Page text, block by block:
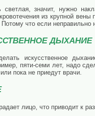
светлая, значит, нужно
из крупной
Потому что если
ДЫХАНИЕ
искусственное
пяти-семи лет, надо
пока не приедут врачи.
лицо, что приводит к